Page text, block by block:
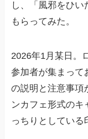
し、「風邪をひ
もらってみた。
2026年1月某日。
参加者が集まって
の説明と注意事項
ンカフェ形式のキ
っちりとしている